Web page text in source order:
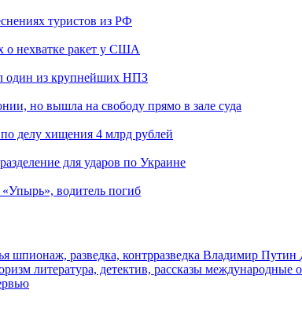
туристов из РФ
о нехватке ракет у США
один из крупнейших НПЗ
но вышла на свободу прямо в зале суда
делу хищения 4 млрд рублей
для ударов по Украине
водитель погиб
шпионаж, разведка, контрразведка Владимир Путин
литература, детектив, рассказы международные